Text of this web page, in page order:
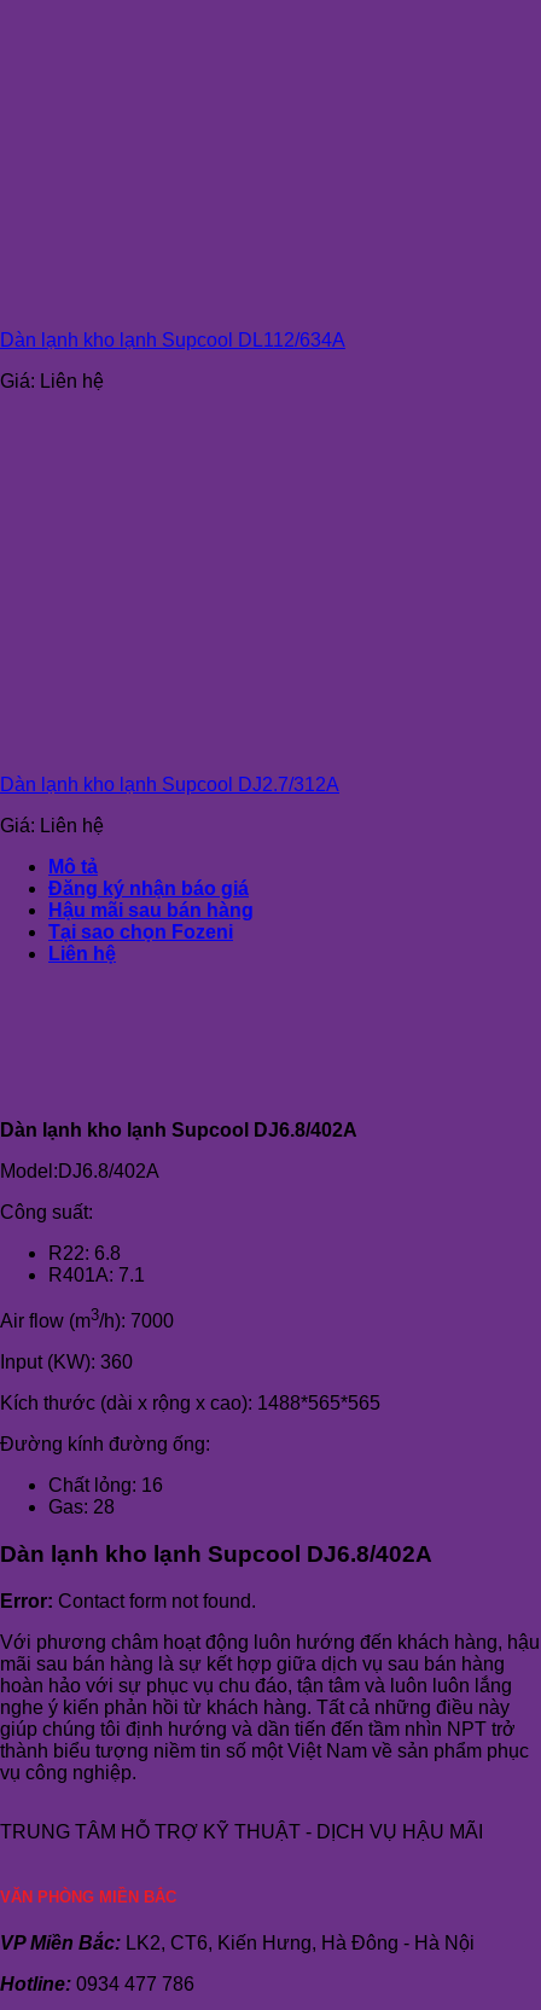
Dàn lạnh kho lạnh Supcool DL112/634A
Giá: Liên hệ
Dàn lạnh kho lạnh Supcool DJ2.7/312A
Giá: Liên hệ
Mô tả
Đăng ký nhận báo giá
Hậu mãi sau bán hàng
Tại sao chọn Fozeni
Liên hệ
Dàn lạnh kho lạnh Supcool DJ6.8/402A
Model:DJ6.8/402A
Công suất:
R22: 6.8
R401A: 7.1
Air flow (m3/h): 7000
Input (KW): 360
Kích thước (dài x rộng x cao): 1488*565*565
Đường kính đường ống:
Chất lỏng: 16
Gas: 28
Dàn lạnh kho lạnh Supcool DJ6.8/402A
Error: Contact form not found.
Với phương châm hoạt động luôn hướng đến khách hàng, hậu
mãi sau bán hàng là sự kết hợp giữa dịch vụ sau bán hàng
hoàn hảo với sự phục vụ chu đáo, tận tâm và luôn luôn lắng
nghe ý kiến phản hồi từ khách hàng. Tất cả những điều này
giúp chúng tôi định hướng và dần tiến đến tầm nhìn NPT trở
thành biểu tượng niềm tin số một Việt Nam về sản phẩm phục
vụ công nghiệp.
TRUNG TÂM HỖ TRỢ KỸ THUẬT - DỊCH VỤ HẬU MÃI
VĂN PHÒNG MIỀN BẮC
VP Miền Bắc: LK2, CT6, Kiến Hưng, Hà Đông - Hà Nội
Hotline: 0934 477 786